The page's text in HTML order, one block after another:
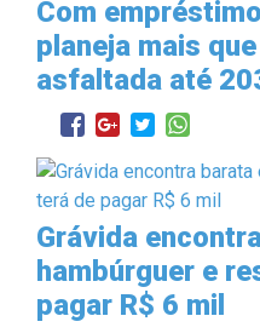
Com
planeja mais
asfaltada até
Grávida
hambúrguer e
pagar R$ 6 mil